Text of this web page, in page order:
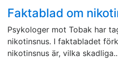
Faktablad om
Psykologer mot Tobak har
nikotinsnus. I faktabladet
nikotinsnus är, vilka